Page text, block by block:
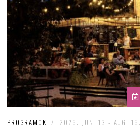
PROGRAMOK / 2026. JUN. 13 - AUG. 16.